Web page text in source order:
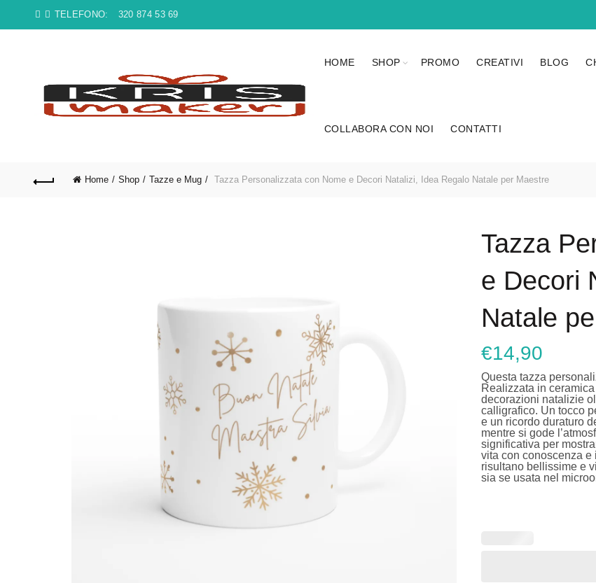
TELEFONO: 320 874 53 69
HOME SHOP PROMO CREATIVI BLOG
COLLABORA CON NOI CONTATTI
Home Shop Tazze e Mug Tazza Personalizzata con Nome e Decori Natalizi, Idea Regalo Natale per Maestre
Tazza
e Decori
Natale
€14,90
Questa tazza
Realizzata in
decorazioni natalizie
calligrafico. Un tocco
e un ricordo duraturo
mentre si gode
significativa per
vita con conoscenza
risultano bellissime e
sia se usata nel